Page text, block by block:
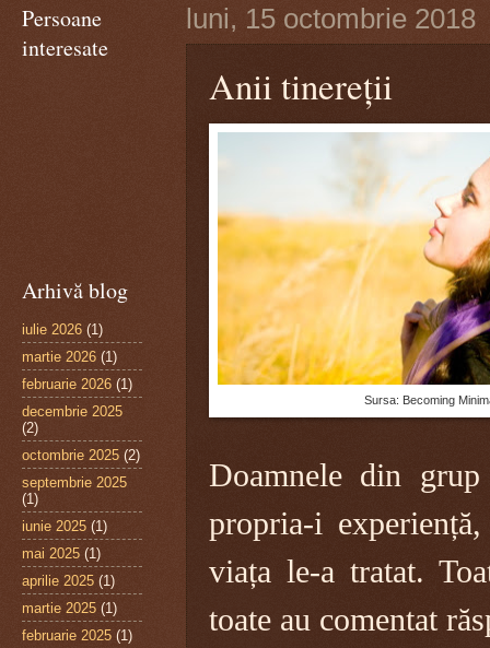
luni, 15 octombrie 2018
Anii tinereții
Sursa: Becoming
Doamnele din
propria-i
viața le-a tratat.
toate au comentat
Persoane
interesate
Arhivă blog
iulie 2026 (1)
martie 2026 (1)
februarie 2026 (1)
decembrie 2025
(2)
octombrie 2025 (2)
septembrie 2025
(1)
iunie 2025 (1)
mai 2025 (1)
aprilie 2025 (1)
martie 2025 (1)
februarie 2025 (1)